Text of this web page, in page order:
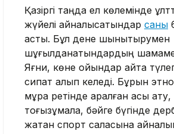
Қазіргі таңда ел көлемінде
жүйелі айналысатындар саны
асты. Бұл дене шынықтырумен
шұғылданатындардың
Яғни, көне ойындар қайта
сипат алып келеді. Бұрын
мұра ретінде қаралған асық
тоғызқұмалақ, бәйге бүгінде
жатқан спорт саласына